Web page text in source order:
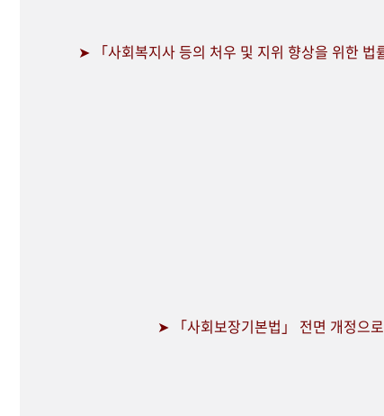
➤ 「사회복지사 등의 처우 및 지위 향상을 위한 법
➤ 「사회보장기본법」 전면 개정으로